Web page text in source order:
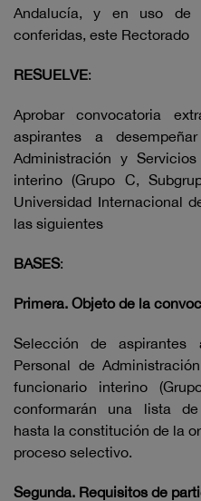
Andalucía, y en uso de
conferidas, este Rectorado
RESUELVE:
Aprobar convocatoria
aspirantes a
Administración y
interino (Grupo C,
Universidad Internacional
las siguientes
BASES:
Primera. Objeto de la
Selección de aspirantes
Personal de
funcionario interino
conformarán una lista de
hasta la constitución de la
proceso selectivo.
Segunda. Requisitos de